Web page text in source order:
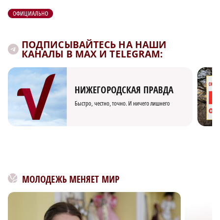
ОФИЦИАЛЬНО
ПОДПИСЫВАЙТЕСЬ НА НАШИ
КАНАЛЫ В MAX И TELEGRAM:
НИЖЕГОРОДСКАЯ ПРАВДА
Быстро, честно, точно. И ничего лишнего
МОЛОДЕЖЬ МЕНЯЕТ МИР